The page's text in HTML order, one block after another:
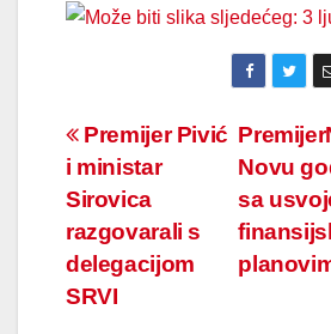
Navigacija
članaka
Novu
sa
Premijer Pivić
i ministar
Sirovica
razgovarali s
delegacijom
SRVI